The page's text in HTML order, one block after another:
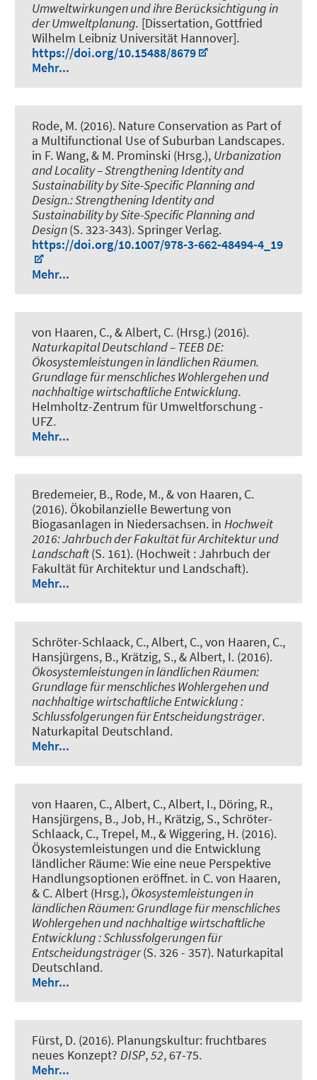
Umweltwirkungen und ihre Berücksichtigung in
der Umweltplanung. [Dissertation, Gottfried
Wilhelm Leibniz Universität Hannover].
https://doi.org/10.15488/8679
Mehr...
Rode, M. (2016). Nature Conservation as Part of
a Multifunctional Use of Suburban Landscapes.
in F. Wang, & M. Prominski (Hrsg.), Urbanization
and Locality – Strengthening Identity and
Sustainability by Site-Specific Planning and
Design.: Strengthening Identity and
Sustainability by Site-Specific Planning and
Design(S. 323-343). Springer Verlag.
https://doi.org/10.1007/978-3-662-48494-4_19
Mehr...
von Haaren, C., & Albert, C. (Hrsg.) (2016).
Naturkapital Deutschland – TEEB DE:
Ökosystemleistungen in ländlichen Räumen.
Grundlage für menschliches Wohlergehen und
nachhaltige wirtschaftliche Entwicklung.
Helmholtz-Zentrum für Umweltforschung -
UFZ.
Mehr...
Bredemeier, B., Rode, M., & von Haaren, C.
(2016). Ökobilanzielle Bewertung von
Biogasanlagen in Niedersachsen. in Hochweit
2016: Jahrbuch der Fakultät für Architektur und
Landschaft(S. 161). (Hochweit : Jahrbuch der
Fakultät für Architektur und Landschaft).
Mehr...
Schröter-Schlaack, C., Albert, C., von Haaren, C.,
Hansjürgens, B., Krätzig, S., & Albert, I. (2016).
Ökosystemleistungen in ländlichen Räumen:
Grundlage für menschliches Wohlergehen und
nachhaltige wirtschaftliche Entwicklung :
Schlussfolgerungen für Entscheidungsträger.
Naturkapital Deutschland.
Mehr...
von Haaren, C., Albert, C., Albert, I., Döring, R.,
Hansjürgens, B., Job, H., Krätzig, S., Schröter-
Schlaack, C., Trepel, M., & Wiggering, H. (2016).
Ökosystemleistungen und die Entwicklung
ländlicher Räume: Wie eine neue Perspektive
Handlungsoptionen eröffnet. in C. von Haaren,
& C. Albert (Hrsg.), Ökosystemleistungen in
ländlichen Räumen: Grundlage für menschliches
Wohlergehen und nachhaltige wirtschaftliche
Entwicklung : Schlussfolgerungen für
Entscheidungsträger(S. 326 - 357). Naturkapital
Deutschland.
Mehr...
Fürst, D. (2016). Planungskultur: fruchtbares
neues Konzept? DISP,52, 67-75.
Mehr...